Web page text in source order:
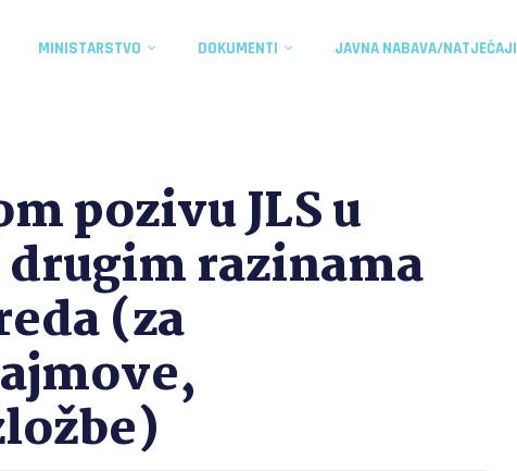
MINISTARSTVO DOKUMENTI JAVNA NABAVA/NATJEČAJI
pozivu JLS u
razinama
(za